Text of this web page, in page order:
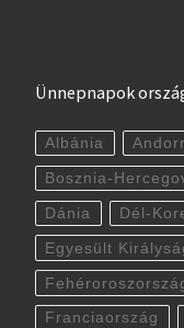
Ünnepnapok
Albánia
Bosznia-
Dánia Dél-
Egyesült
Franciaország